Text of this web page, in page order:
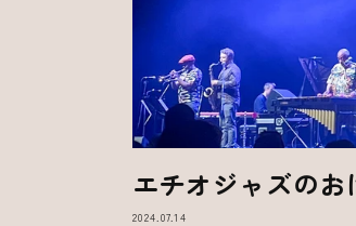
エチオジャズのお
2024.07.14